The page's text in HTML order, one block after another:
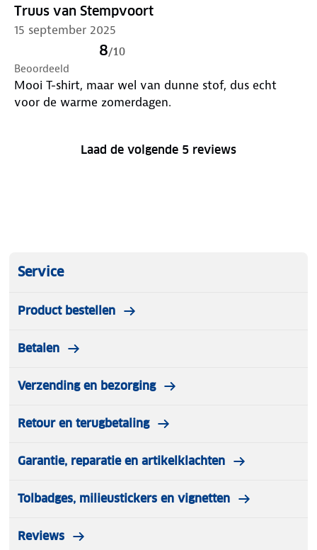
Truus van Stempvoort
15 september 2025
8/10
Beoordeeld
Mooi T-shirt, maar wel van dunne stof, dus echt
voor de warme zomerdagen.
Laad de volgende 5 reviews
Service
Product bestellen
Betalen
Verzending en bezorging
Retour en terugbetaling
Garantie, reparatie en artikelklachten
Tolbadges, milieustickers en vignetten
Reviews